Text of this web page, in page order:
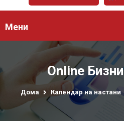
Мени
Online
Дома Календар на настани